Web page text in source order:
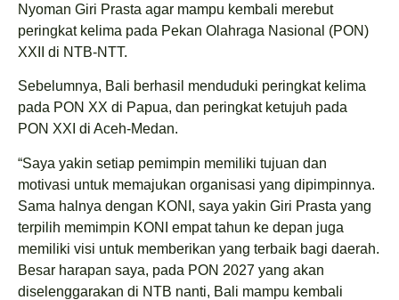
Nyoman Giri Prasta agar mampu kembali merebut
peringkat kelima pada Pekan Olahraga Nasional (PON)
XXII di NTB-NTT.
Sebelumnya, Bali berhasil menduduki peringkat kelima
pada PON XX di Papua, dan peringkat ketujuh pada
PON XXI di Aceh-Medan.
“Saya yakin setiap pemimpin memiliki tujuan dan
motivasi untuk memajukan organisasi yang dipimpinnya.
Sama halnya dengan KONI, saya yakin Giri Prasta yang
terpilih memimpin KONI empat tahun ke depan juga
memiliki visi untuk memberikan yang terbaik bagi daerah.
Besar harapan saya, pada PON 2027 yang akan
diselenggarakan di NTB nanti, Bali mampu kembali